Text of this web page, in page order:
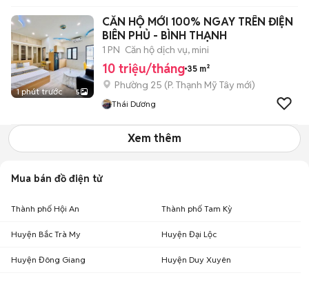
1 phút trước 5
CĂN HỘ MỚI 100% NGAY TRÊN ĐIỆN
BIÊN PHỦ - BÌNH THẠNH
1 PN Căn hộ dịch vụ, mini
10 triệu/tháng 35 m²
Phường 25 (P. Thạnh Mỹ Tây mới)
Thái Dương
Xem thêm
Mua bán đồ điện tử
Thành phố Hội An Thành phố Tam Kỳ
Huyện Bắc Trà My Huyện Đại Lộc
Huyện Đông Giang Huyện Duy Xuyên